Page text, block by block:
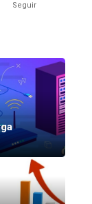
Seguir